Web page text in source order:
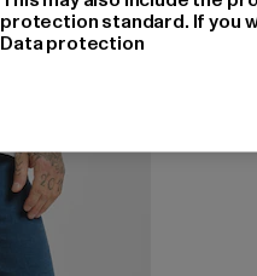
protection standard. If you
Data protection